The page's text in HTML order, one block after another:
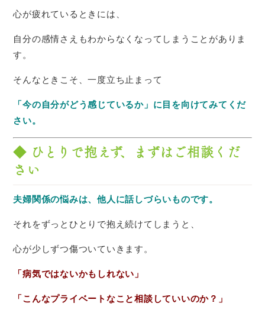
心が疲れているときには
自分の感情さえもわからなくなってしまうことがありま
す。
そんなときこそ、一度立ち止まって
「今の自分がどう感じているか」に目を向けてみてくだ
さい。
◆ ひとりで抱えず、まずはご相談くだ
さい
夫婦関係の悩みは、他人に話しづらいものです。
それをずっとひとりで抱え続けてしまうと、
心が少しずつ傷ついていきます。
「病気ではないかもしれない」
「こんなプライベートなこと相談していいのか？」